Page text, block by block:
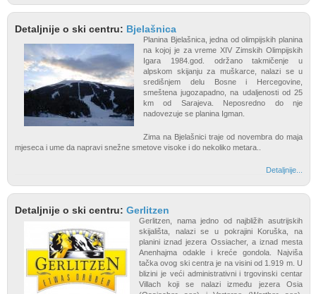
Detaljnije o ski centru: Bjelašnica
Planina Bjelašnica, jedna od olimpijskih planina
na kojoj je za vreme XIV Zimskih Olimpijskih
Igara 1984.god. održano takmičenje u
alpskom skijanju za muškarce, nalazi se u
središnjem delu Bosne i Hercegovine,
smeštena jugozapadno, na udaljenosti od 25
km od Sarajeva. Neposredno do nje
nadovezuje se planina Igman.
Zima na Bjelašnici traje od novembra do maja
mjeseca i ume da napravi snežne smetove visoke i do nekoliko metara..
Detaljnije...
Detaljnije o ski centru: Gerlitzen
Gerlitzen, nama jedno od najbližih asutrijskih
skijališta, nalazi se u pokrajini Koruška, na
planini iznad jezera Ossiacher, a iznad mesta
Anenhajma odakle i kreće gondola. Najviša
tačka ovog ski centra je na visini od 1.919 m. U
blizini je veći administrativni i trgovinski centar
Villach koji se nalazi između jezera Osia